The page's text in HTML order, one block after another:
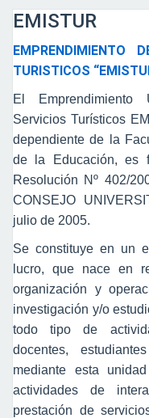
EMISTUR
EMPRENDIMIENTO
TURISTICOS
El Emprendimiento
Servicios Turísticos
dependiente de la
de la Educación, es
Resolución Nº 402/
CONSEJO
julio de 2005.
Se constituye en un
lucro, que nace en
organización y
investigación y/o
todo tipo de
docentes,
mediante esta
actividades de
prestación de